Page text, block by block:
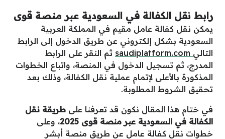
رابط نقل الكفالة في السعودية عبر منصة قوى
يمكن نقل كفالة عامل مقيم في المملكة العربية
السعودية بشكل إلكتروني عن طريق الدخول إلى الرابط
التالي
ثم النقر على الرابط
المدرج، ثم تسجيل الدخول في المنصة، واتباع الخطوات
المذكورة بالأعلى لإتمام عملية نقل الكفالة، وذلك بعد
تحقيق الشروط المطلوبة.
في ختام هذا المقال نكون قد تعرفنا على طريقة نقل
الكفالة في السعودية عبر منصة قوى 2025
، وعلى
خطوات نقل كفالة عامل عن طريق منصة أبشر